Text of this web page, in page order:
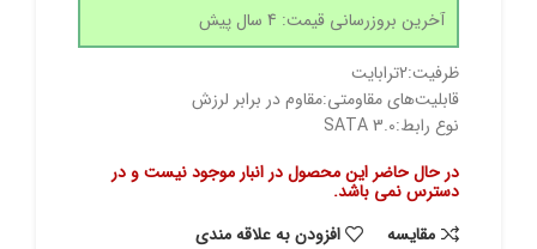
آخرین بروزرسانی قیمت: 4 سال پیش
ظرفیت:2ترابایت
قابلیت‌های مقاومتی:مقاوم در برابر لرزش
نوع رابط:SATA 3.0
در حال حاضر این محصول در انبار موجود نیست و در
دسترس نمی باشد.
مقايسه
افزودن به علاقه مندی